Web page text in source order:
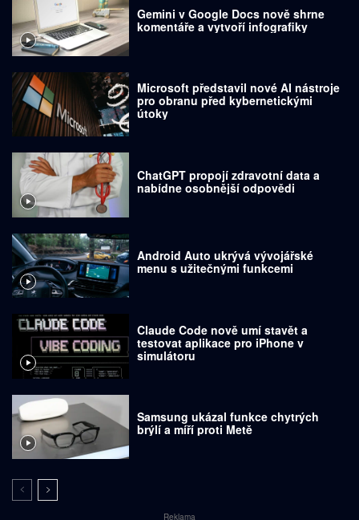
Gemini v Google Docs nově shrne
komentáře a vytvoří infografiky
Microsoft představil nové AI nástroje
pro obranu před kybernetickými
útoky
ChatGPT propojí zdravotní data a
nabídne osobnější odpovědi
Android Auto ukrývá vývojářské
menu s užitečnými funkcemi
Claude Code nově umí stavět a
testovat aplikace pro iPhone v
simulátoru
Samsung ukázal funkce chytrých
brýlí a míří proti Metě
Reklama